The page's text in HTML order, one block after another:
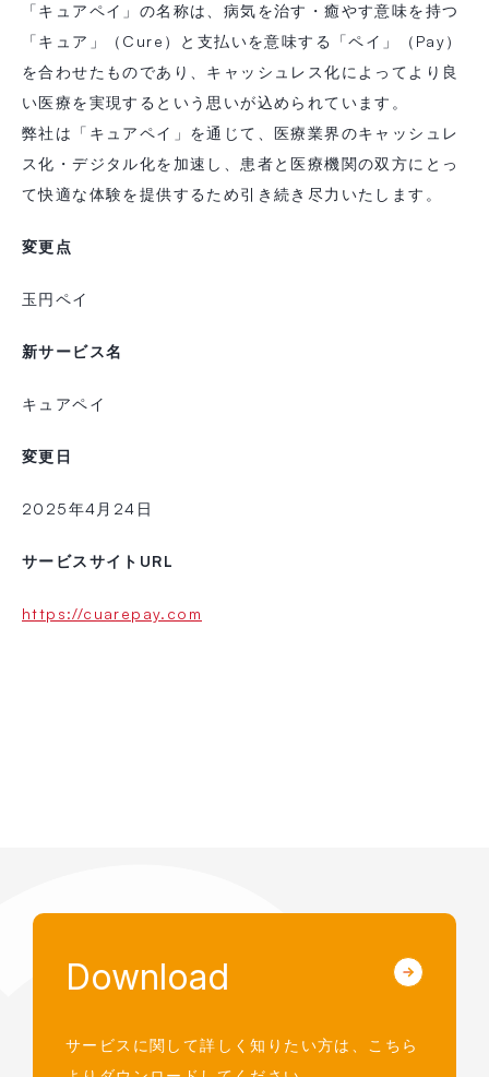
「キュアペイ」の名称は、病気を治す・癒やす意味を持つ
「キュア」（Cure）と支払いを意味する「ペイ」（Pay）
を合わせたものであり、キャッシュレス化によってより良
い医療を実現するという思いが込められています。
弊社は「キュアペイ」を通じて、医療業界のキャッシュレ
ス化・デジタル化を加速し、患者と医療機関の双方にとっ
て快適な体験を提供するため引き続き尽力いたします。
変更点
玉円ペイ
新サービス名
キュアペイ
変更日
2025年4月24日
サービスサイトURL
https://cuarepay.com
Download
サービスに関して詳しく知りたい方は、
こちら